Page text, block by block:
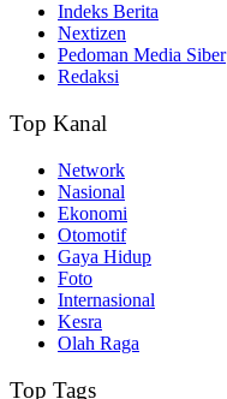
Indeks Berita
Nextizen
Pedoman Media Siber
Redaksi
Top Kanal
Network
Nasional
Ekonomi
Otomotif
Gaya Hidup
Foto
Internasional
Kesra
Olah Raga
Top Tags